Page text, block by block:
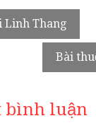
Linh Thang
Bài
bình luận